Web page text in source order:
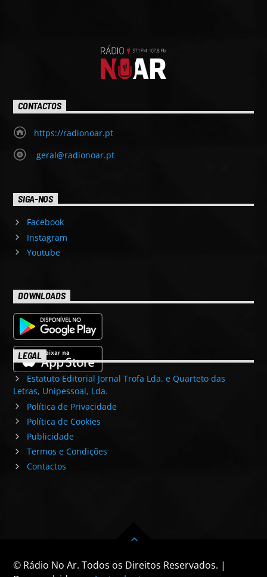
CONTACTOS
https://radionoar.pt
geral@radionoar.pt
SIGA-NOS
Facebook
Instagram
Youtube
DOWNLOADS
LEGAL
Estatuto Editorial Jornal Trofa Lda. e Quarteto das
Letras, Unipessoal, Lda.
Política de Privacidade
Política de Cookies
Publicidade
Termos e Condições
Contactos
© Rádio No Ar. Todos os Direitos Reservados. |